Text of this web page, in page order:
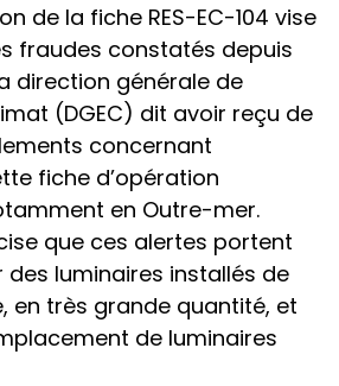
de la fiche RES-EC-104 vise
fraudes constatés depuis
direction générale de
(DGEC) dit avoir reçu de
concernant
fiche d’opération
en Outre-mer.
que ces alertes portent
des luminaires installés de
en très grande quantité, et
de luminaires